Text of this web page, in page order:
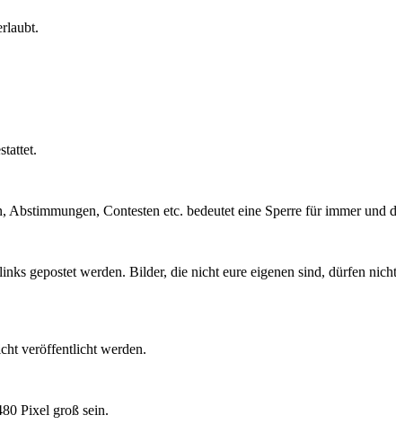
Abstimmungen, Contesten etc. bedeutet eine Sperre für immer
gepostet werden. Bilder, die nicht eure eigenen sind, dürfen
veröffentlicht werden.
Pixel groß sein.